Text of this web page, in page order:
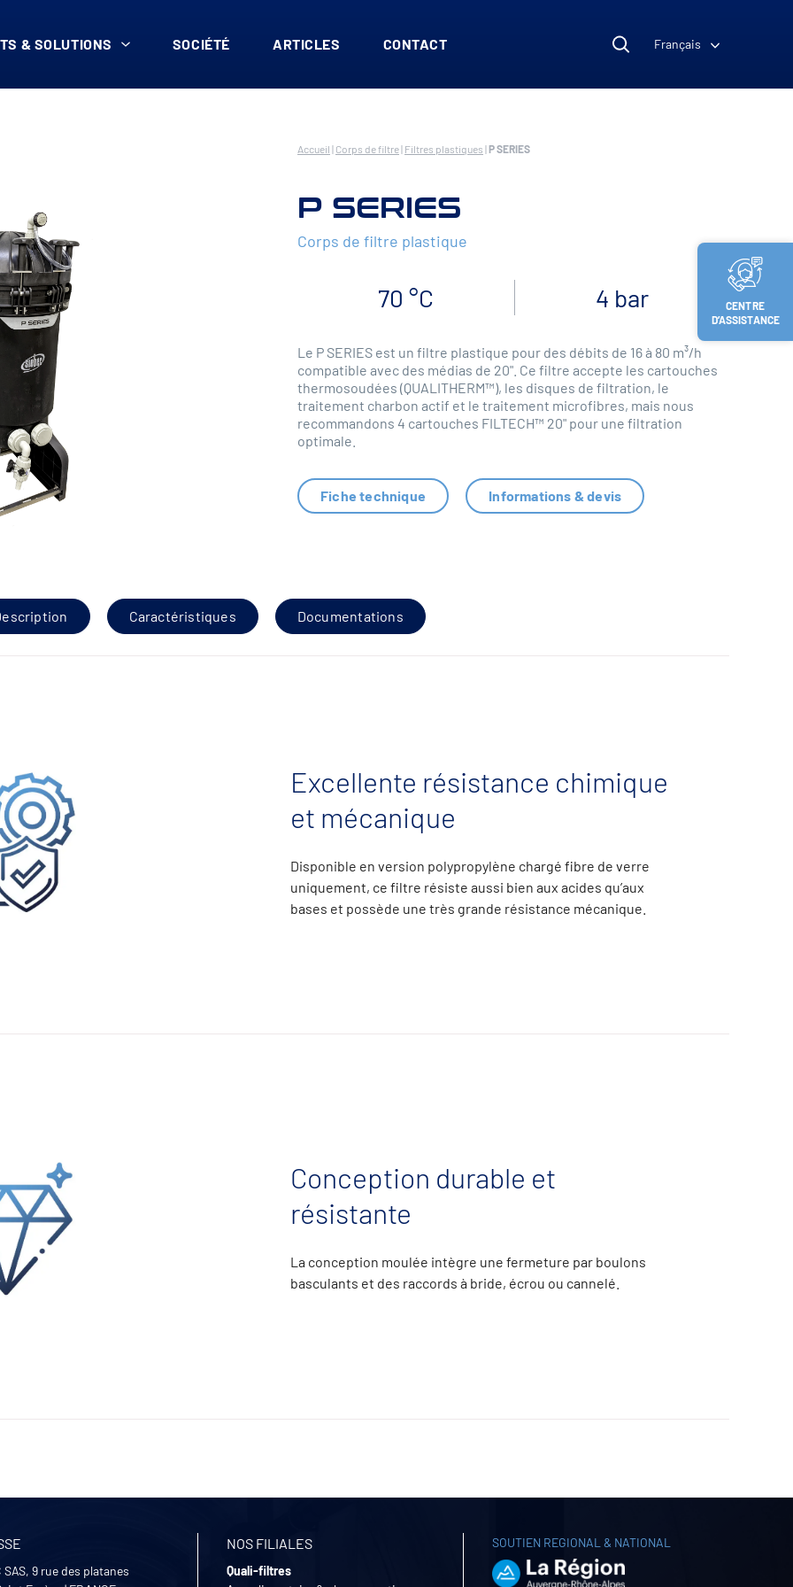
CENTRE
D’ASSISTANCE
& SOLUTIONS SOCIÉTÉ ARTICLES CONTACT Français
Accueil | Corps de filtre| Filtres plastiques |P SERIES
P SERIES
Corps de filtre plastique
70 °C 4 bar
Le P SERIES est un filtre plastique pour des débits de 16 à 80 m³/h
compatible avec des médias de 20". Ce filtre accepte les cartouches
thermosoudées (QUALITHERM™), les disques de filtration, le
traitement charbon actif et le traitement microfibres, mais nous
recommandons 4 cartouches FILTECH™ 20" pour une filtration
optimale.
Fiche technique Informations & devis
Caractéristiques Documentations
Excellente résistance chimique
et mécanique
Disponible en version polypropylène chargé fibre de verre
uniquement, ce filtre résiste aussi bien aux acides qu’aux
bases et possède une très grande résistance mécanique.
Conception durable et
résistante
La conception moulée intègre une fermeture par boulons
basculants et des raccords à bride, écrou ou cannelé.
SAS, 9 rue des platanes
NOS FILIALES
Quali-filtres
SOUTIEN REGIONAL & NATIONAL